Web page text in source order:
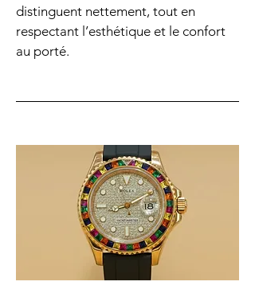
distinguent nettement, tout en
respectant l’esthétique et le confort
au porté.